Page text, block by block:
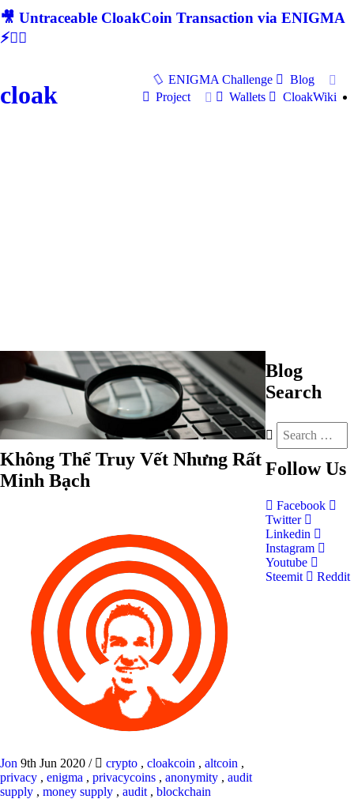
🎥 Untraceable CloakCoin Transaction via ENIGMA
⚡🕵‍♂
cloak
ENIGMA Challenge
Blog
Project
Wallets CloakWiki
Không Thể Truy Vết Nhưng Rất
Minh Bạch
Jon 9th Jun 2020 / crypto , cloakcoin , altcoin ,
privacy , enigma , privacycoins , anonymity , audit
supply , money supply , audit , blockchain
Blog
Search
Follow Us
Facebook
Twitter
Linkedin
Instagram
Youtube
Steemit
Reddit